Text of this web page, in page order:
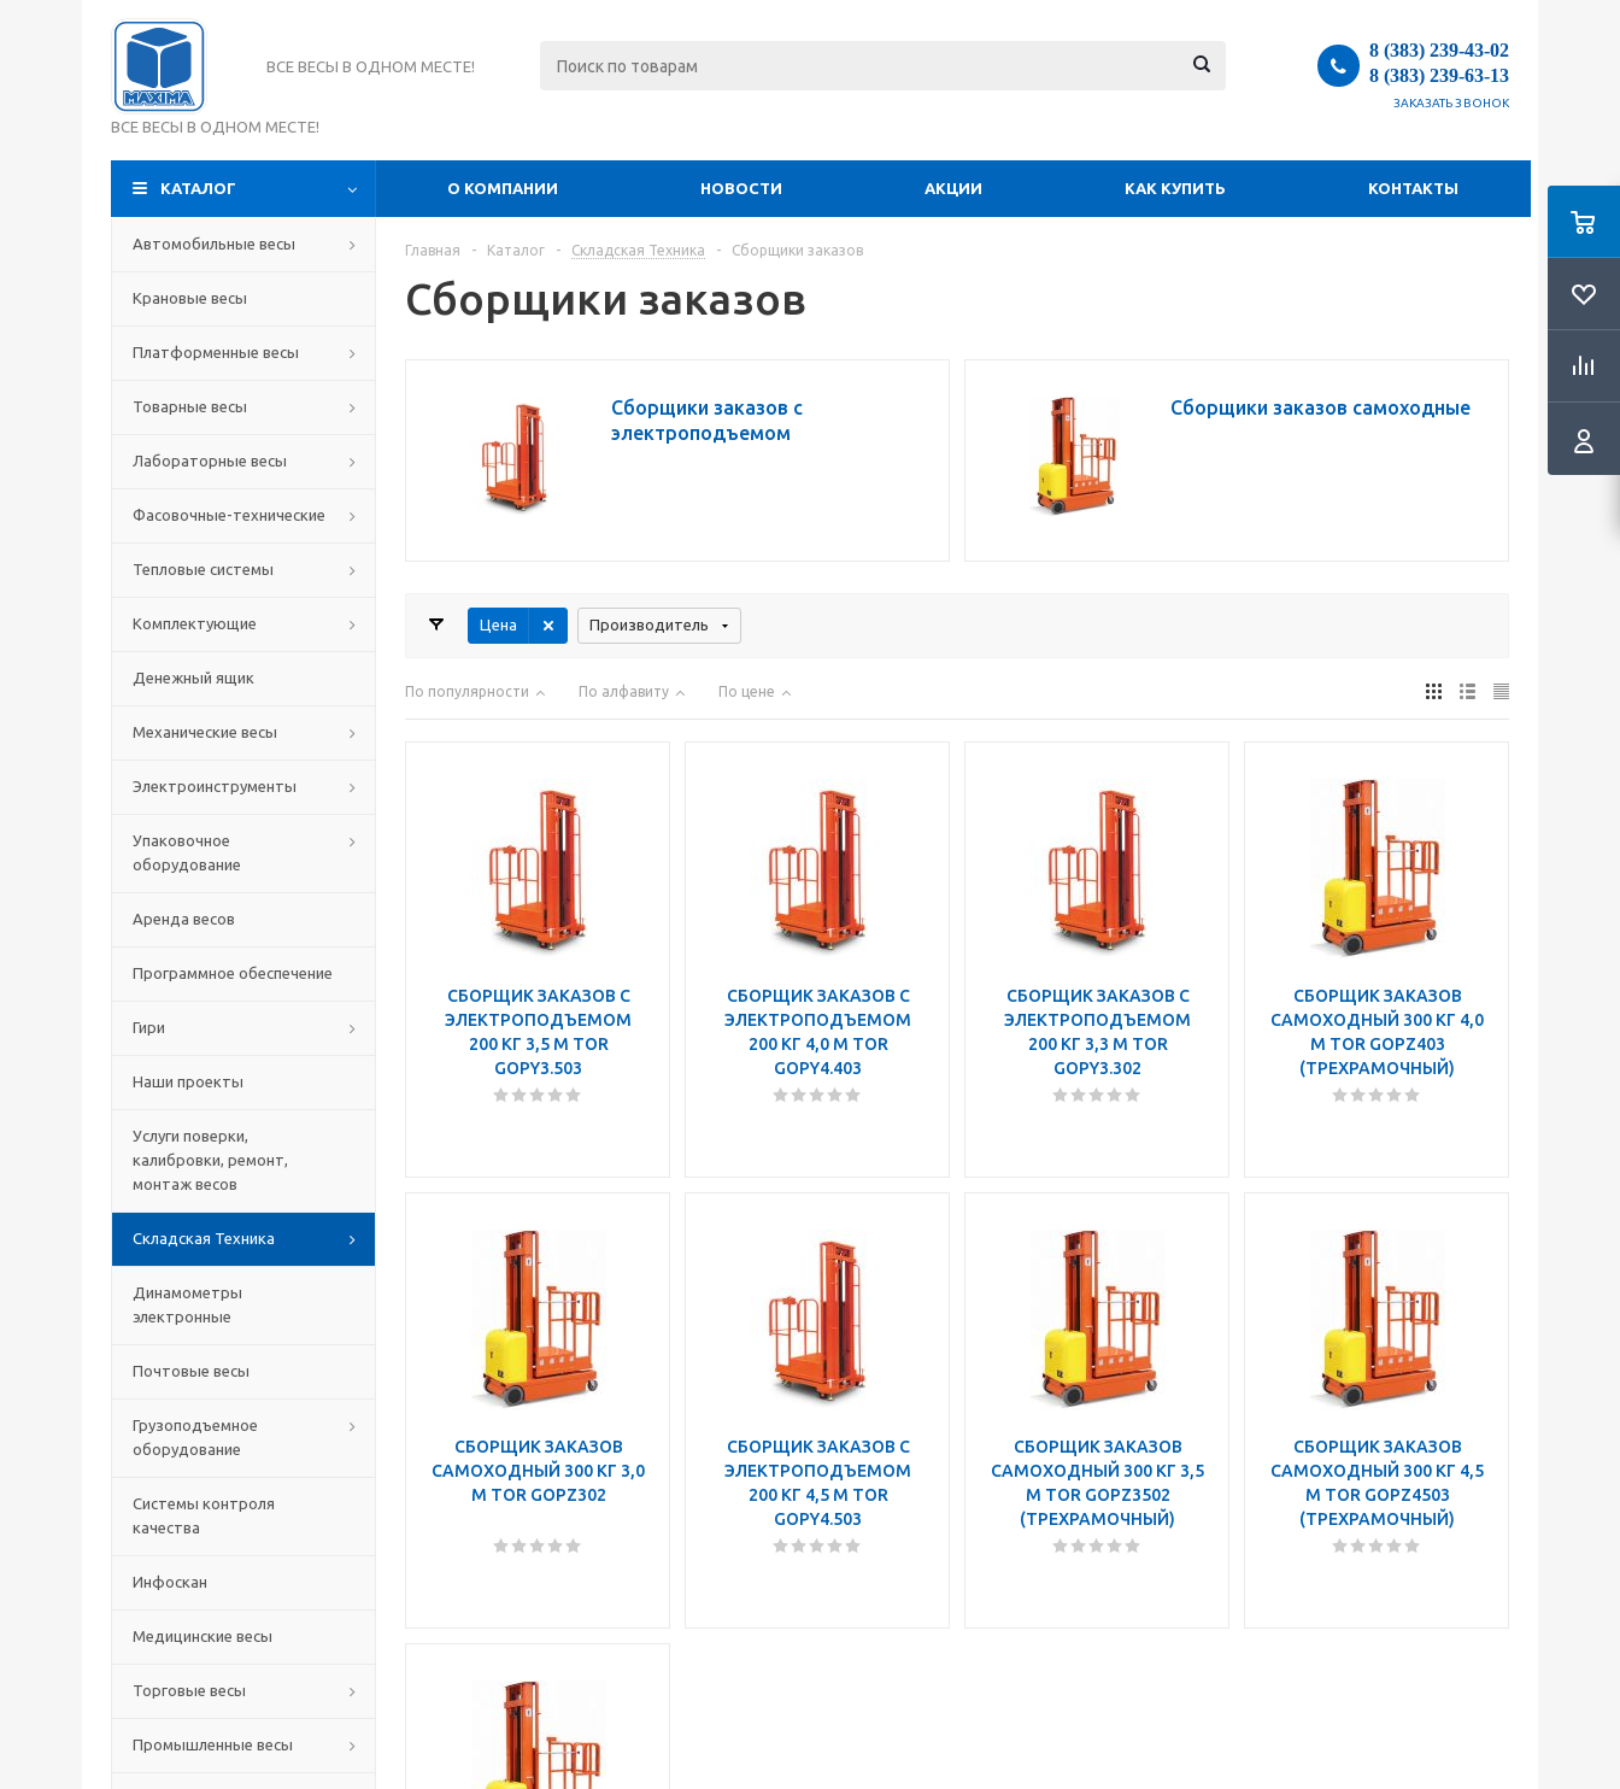
ВСЕ ВЕСЫ В ОДНОМ МЕСТЕ!
8 (383) 239-43-02
8 (383) 239-63-13
ЗАКАЗАТЬ ЗВОНОК
ВСЕ ВЕСЫ В ОДНОМ МЕСТЕ!
КАТАЛОГ О КОМПАНИИ НОВОСТИ АКЦИИ КАК КУПИТЬ КОНТАКТЫ
Автомобильные весы
Крановые весы
Платформенные весы
Товарные весы
Лабораторные весы
Фасовочные-технические
Тепловые системы
Комплектующие
Денежный ящик
Механические весы
Электроинструменты
Упаковочное
оборудование
Аренда весов
Программное обеспечение
Гири
Наши проекты
Услуги поверки,
калибровки, ремонт,
монтаж весов
Складская Техника
Динамометры
электронные
Почтовые весы
Грузоподъемное
оборудование
Системы контроля
качества
Инфоскан
Медицинские весы
Торговые весы
Промышленные весы
Главная - Каталог - Складская Техника - Сборщики заказов
Сборщики заказов
Сборщики заказов с
электроподъемом
Сборщики заказов самоходные
Цена Производитель
По популярности По алфавиту По цене
СБОРЩИК ЗАКАЗОВ С
ЭЛЕКТРОПОДЪЕМОМ
200 КГ 3,5 М TOR
GOPY3.503
СБОРЩИК ЗАКАЗОВ С
ЭЛЕКТРОПОДЪЕМОМ
200 КГ 4,0 М TOR
GOPY4.403
СБОРЩИК ЗАКАЗОВ С
ЭЛЕКТРОПОДЪЕМОМ
200 КГ 3,3 М TOR
GOPY3.302
СБОРЩИК ЗАКАЗОВ
САМОХОДНЫЙ 300 КГ 4,0
М TOR GOPZ403
(ТРЕХРАМОЧНЫЙ)
СБОРЩИК ЗАКАЗОВ
САМОХОДНЫЙ 300 КГ 3,0
М TOR GOPZ302
СБОРЩИК ЗАКАЗОВ С
ЭЛЕКТРОПОДЪЕМОМ
200 КГ 4,5 М TOR
GOPY4.503
СБОРЩИК ЗАКАЗОВ
САМОХОДНЫЙ 300 КГ 3,5
М TOR GOPZ3502
(ТРЕХРАМОЧНЫЙ)
СБОРЩИК ЗАКАЗОВ
САМОХОДНЫЙ 300 КГ 4,5
М TOR GOPZ4503
(ТРЕХРАМОЧНЫЙ)